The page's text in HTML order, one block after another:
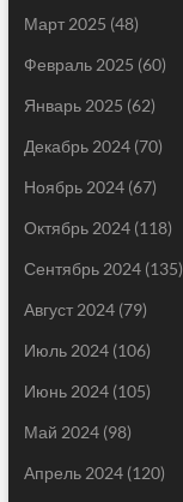
Март 2025 (48)
Февраль 2025 (60)
Январь 2025 (62)
Декабрь 2024(70)
Ноябрь 2024(67)
Октябрь 2024(118)
Сентябрь 2024(135)
Август 2024(79)
Июль 2024(106)
Июнь 2024(105)
Май 2024(98)
Апрель 2024(120)